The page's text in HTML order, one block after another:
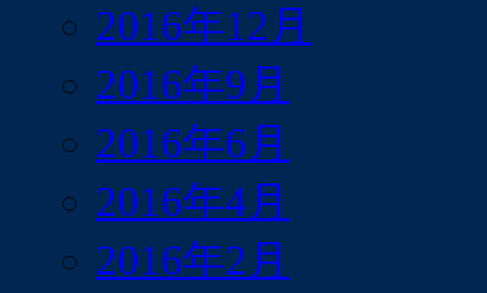
2016年12月
2016年9月
2016年6月
2016年4月
2016年2月